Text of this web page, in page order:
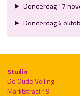
Donderdag 17
Donderdag 6
Studio
De Oude Veiling
Marktstraat 19